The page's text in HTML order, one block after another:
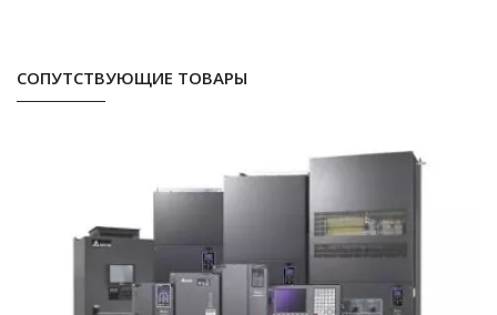
СОПУТСТВУЮЩИЕ ТОВАРЫ